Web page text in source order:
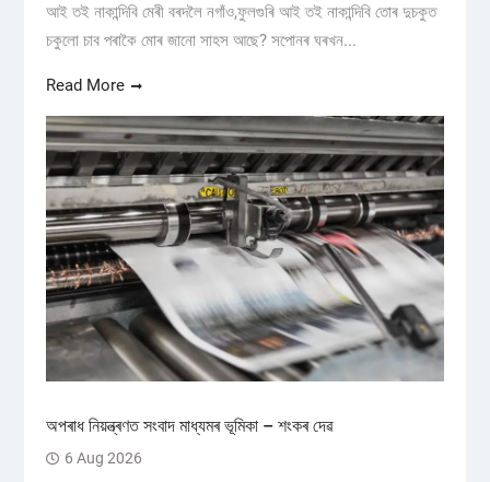
আই তই নাকান্দিবি মেৰী বৰদলৈ নগাঁও,ফুলগুৰি আই তই নাকান্দিবি তোৰ দুচকুত
চকুলো চাব পৰাকৈ মোৰ জানো সাহস আছে? সপোনৰ ঘৰখন...
Read More
অপৰাধ নিয়ন্ত্ৰণত সংবাদ মাধ্যমৰ ভূমিকা – শংকৰ দেৱ
6 Aug 2026